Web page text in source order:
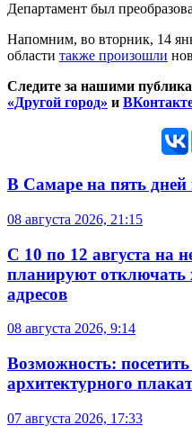
Департамент был
Напомним, во вторник, 14
области также произошли
Следите за нашими
«Другой город» и
В Самаре на пять дней
08 августа 2026, 21:15
С 10 по 12 августа на
планируют отключать
адресов
08 августа 2026, 9:14
Возможность:
архитектурного
07 августа 2026, 17:33